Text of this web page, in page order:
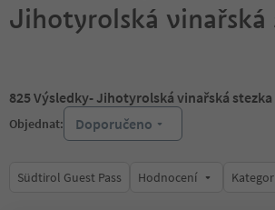
Jihotyrolská vinařská
825Výsledky- Jihotyrolská vinařská stezka
Objednat: Doporučeno
Südtirol Guest Pass Hodnocení